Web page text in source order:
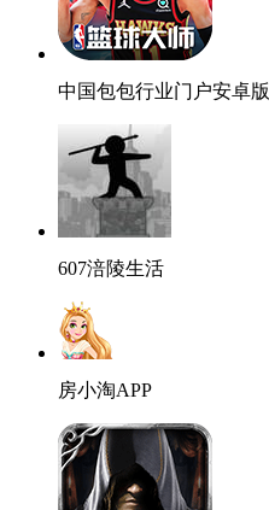
中国包包行业门户安卓版
607涪陵生活
房小淘APP